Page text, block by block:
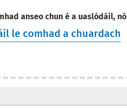
anseo chun é a uaslódáil, nó
le comhad a chuardach